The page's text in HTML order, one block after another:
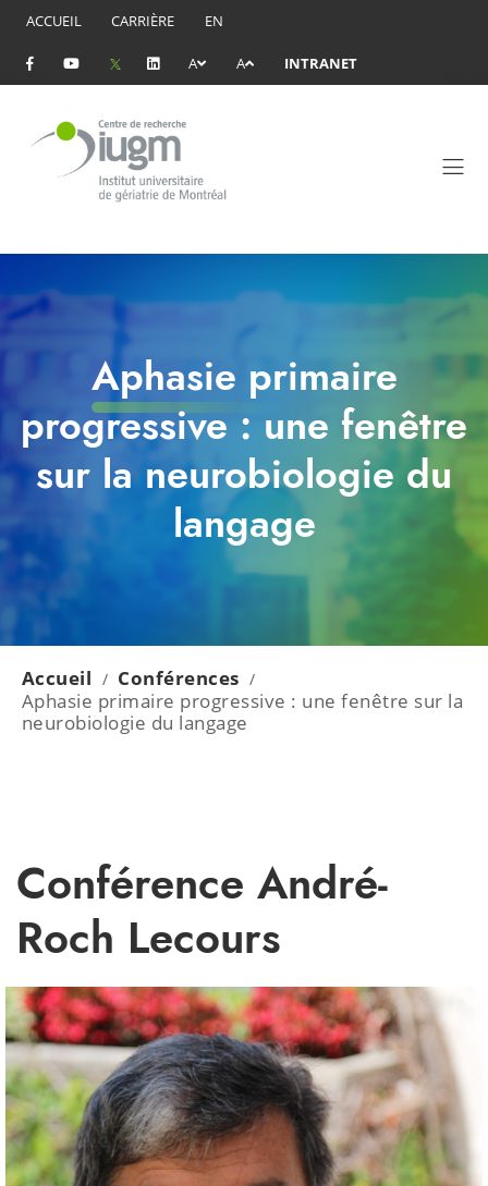
ACCUEIL CARRIÈRE EN
A A INTRANET
Aphasie primaire
progressive : une fenêtre
sur la neurobiologie du
langage
Accueil / Conférences /
Aphasie primaire progressive : une fenêtre sur la
neurobiologie du langage
Conférence André-
Roch Lecours